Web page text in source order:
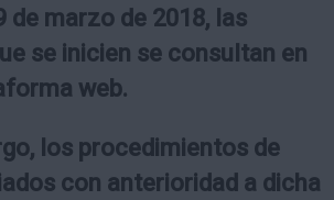
UTILIDADES
de marzo de 2018, las
se inicien se consultan en
web.
los procedimientos de
con anterioridad a dicha